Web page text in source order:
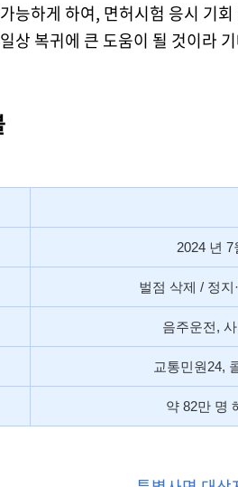
능하게 하여, 면허시험 응시 기
상 복귀에 큰 도움이 될 것이라
2024 년 7
벌점 삭제 / 정지
음주운전,
교통민원24,
약 82만 명